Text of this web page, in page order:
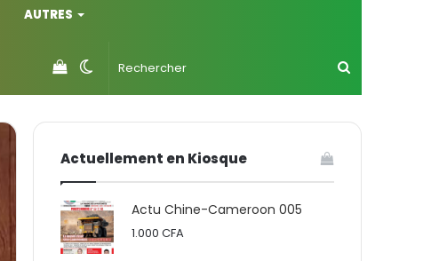
AUTRES
Switch
skin
Voir
votre
Actuellement en Kiosque
Actu Chine-Cameroon 005
1.000CFA